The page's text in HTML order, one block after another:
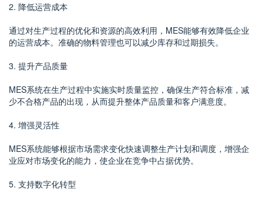
2. 降低运营成本
通过对生产过程的优化和资源的高效利用，MES能够有效降低企业
的运营成本。准确的物料管理也可以减少库存和过期损失。
3. 提升产品质量
MES系统在生产过程中实施实时质量监控，确保生产符合标准，减
少不合格产品的出现，从而提升整体产品质量和客户满意度。
4. 增强灵活性
MES系统能够根据市场需求变化快速调整生产计划和调度，增强企
业应对市场变化的能力，使企业在竞争中占据优势。
5. 支持数字化转型